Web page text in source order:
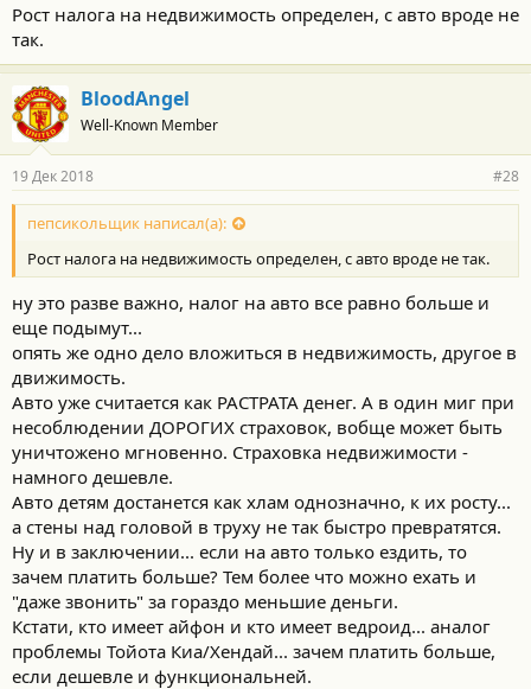
Рост налога на недвижимость определен, с авто вроде не
так.
BloodAngel
Well-Known Member
19 Дек 2018 #28
пепсикольщик написал(а):
Рост налога на недвижимость определен, с авто вроде не так.
ну это разве важно, налог на авто все равно больше и
еще подымут...
опять же одно дело вложиться в недвижимость, другое в
движимость.
Авто уже считается как РАСТРАТА денег. А в один миг при
несоблюдении ДОРОГИХ страховок, вобще может быть
уничтожено мгновенно. Страховка недвижимости -
намного дешевле.
Авто детям достанется как хлам однозначно, к их росту...
а стены над головой в труху не так быстро превратятся.
Ну и в заключении... если на авто только ездить, то
зачем платить больше? Тем более что можно ехать и
"даже звонить" за гораздо меньшие деньги.
Кстати, кто имеет айфон и кто имеет ведроид... аналог
проблемы Тойота Киа/Хендай... зачем платить больше,
если дешевле и функциональней.